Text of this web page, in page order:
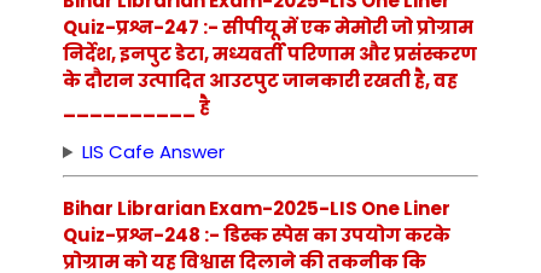
Quiz-प्रश्न-247 :- सीपीयू में एक मेमोरी जो प्रोग्राम
निर्देश, इनपुट डेटा, मध्यवर्ती परिणाम और प्रसंस्करण
के दौरान उत्पादित आउटपुट जानकारी रखती है, वह
__________ है
LIS Cafe Answer
Bihar Librarian Exam-2025-LIS One Liner
Quiz-प्रश्न-248 :- डिस्क स्पेस का उपयोग करके
प्रोग्राम को यह विश्वास दिलाने की तकनीक कि